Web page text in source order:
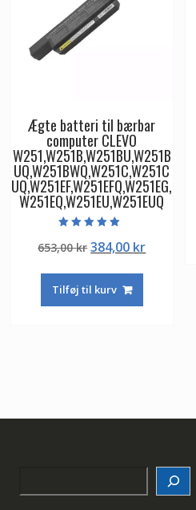
Ægte batteri til bærbar
computer CLEVO
W251,W251B,W251BU,W251B
UQ,W251BWQ,W251C,W251C
UQ,W251EF,W251EFQ,W251EG,
W251EQ,W251EU,W251EUQ
5.00
ud af 5
653,00krDen
pris
var:
384,00 krDen
Tilføj til kurv